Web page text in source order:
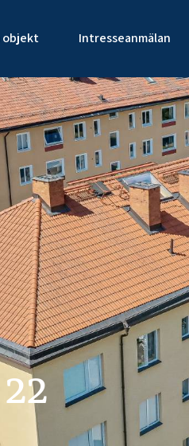
objekt Intresseanmälan